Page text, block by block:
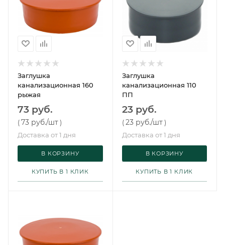
Заглушка
канализационная 160
рыжая
73 руб.
(73 руб./шт)
Доставка от 1 дня
В КОРЗИНУ
КУПИТЬ В 1 КЛИК
Заглушка
канализационная 110
ПП
23 руб.
(23 руб./шт )
Доставка от 1 дня
В КОРЗИНУ
КУПИТЬ В 1 КЛИК